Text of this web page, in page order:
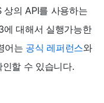
상의 API를 사용하는
에 대해서 실행가능한
어는 공식 레퍼런스와
할 수 있습니다.